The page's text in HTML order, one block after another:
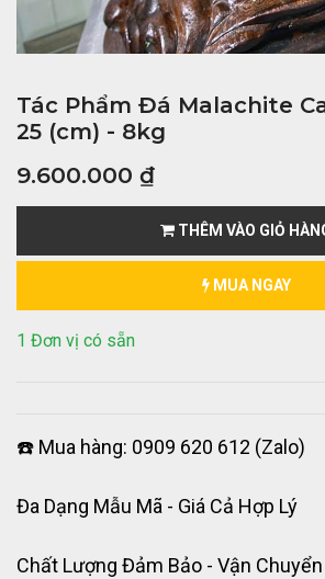
Tác Phẩm Đá Malachite
25 (cm) - 8kg
9.600.000 ₫
THÊM VÀO GIỎ
MUA NGAY
1 Đơn vị có sẵn
☎️ Mua hàng: 0909 620 612 (Zalo)
Đa Dạng Mẫu Mã - Giá Cả Hợp Lý
Chất Lượng Đảm Bảo - Vận